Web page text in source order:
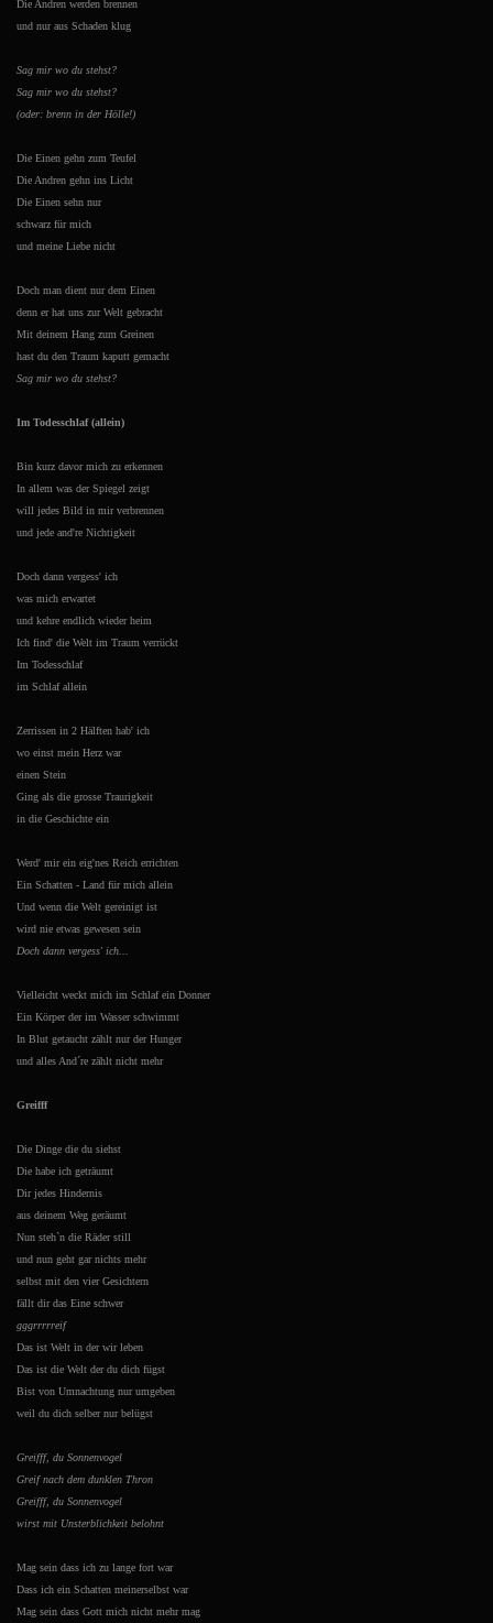
Die Andren werden brennen
und nur aus Schaden klug
Sag mir wo du stehst?
Sag mir wo du stehst?
(oder: brenn in der Hölle!)
Die Einen gehn zum Teufel
Die Andren gehn ins Licht
Die Einen sehn nur
schwarz für mich
und meine Liebe nicht
Doch man dient nur dem Einen
denn er hat uns zur Welt gebracht
Mit deinem Hang zum Greinen
hast du den Traum kaputt gemacht
Sag mir wo du stehst?
Im Todesschlaf (allein)
Bin kurz davor mich zu erkennen
In allem was der Spiegel zeigt
will jedes Bild in mir verbrennen
und jede and're Nichtigkeit
Doch dann vergess' ich
was mich erwartet
und kehre endlich wieder heim
Ich find' die Welt im Traum verrückt
Im Todesschlaf
im Schlaf allein
Zerrissen in 2 Hälften hab' ich
wo einst mein Herz war
einen Stein
Ging als die grosse Traurigkeit
in die Geschichte ein
Werd' mir ein eig'nes Reich errichten
Ein Schatten - Land für mich allein
Und wenn die Welt gereinigt ist
wird nie etwas gewesen sein
Doch dann vergess' ich...
Vielleicht weckt mich im Schlaf ein Donner
Ein Körper der im Wasser schwimmt
In Blut getaucht zählt nur der Hunger
und alles And´re zählt nicht mehr
Greifff
Die Dinge die du siehst
Die habe ich geträumt
Dir jedes Hindernis
aus deinem Weg geräumt
Nun steh`n die Räder still
und nun geht gar nichts mehr
selbst mit den vier Gesichtern
fällt dir das Eine schwer
gggrrrrreif
Das ist Welt in der wir leben
Das ist die Welt der du dich fügst
Bist von Umnachtung nur umgeben
weil du dich selber nur belügst
Greifff, du Sonnenvogel
Greif nach dem dunklen Thron
Greifff, du Sonnenvogel
wirst mit Unsterblichkeit belohnt
Mag sein dass ich zu lange fort war
Dass ich ein Schatten meinerselbst war
Mag sein dass Gott mich nicht mehr mag